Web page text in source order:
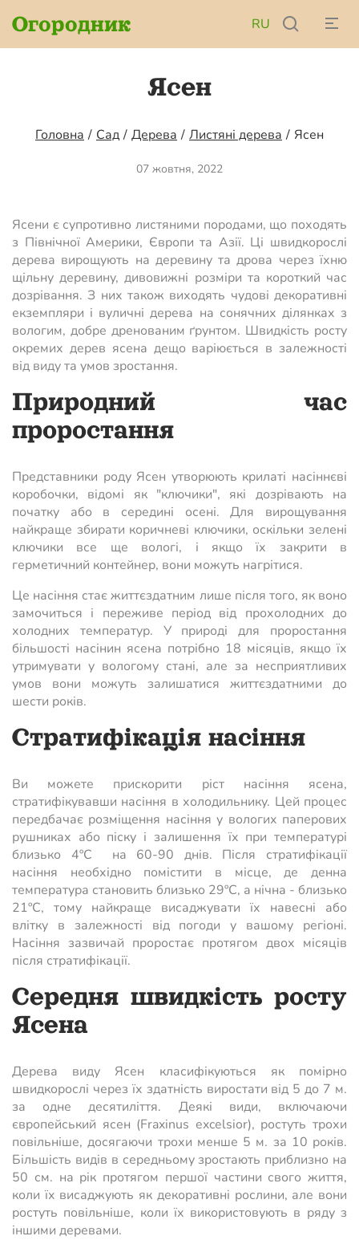
Огородник RU
Ясен
Головна / Сад / Дерева / Листяні дерева / Ясен
07 жовтня, 2022
Ясени є супротивно листяними породами, що походять
з Північної Америки, Європи та Азії. Ці швидкорослі
дерева вирощують на деревину та дрова через їхню
щільну деревину, дивовижні розміри та короткий час
дозрівання. З них також виходять чудові декоративні
екземпляри і вуличні дерева на сонячних ділянках з
вологим, добре дренованим ґрунтом. Швидкість росту
окремих дерев ясена дещо варіюється в залежності
від виду та умов зростання.
Природний час
проростання
Представники роду Ясен утворюють крилаті насіннєві
коробочки, відомі як "ключики", які дозрівають на
початку або в середині осені. Для вирощування
найкраще збирати коричневі ключики, оскільки зелені
ключики все ще вологі, і якщо їх закрити в
герметичний контейнер, вони можуть нагрітися.
Це насіння стає життєздатним лише після того, як воно
замочиться і переживе період від прохолодних до
холодних температур. У природі для проростання
більшості насінин ясена потрібно 18 місяців, якщо їх
утримувати у вологому стані, але за несприятливих
умов вони можуть залишатися життєздатними до
шести років.
Стратифікація насіння
Ви можете прискорити ріст насіння ясена,
стратифікувавши насіння в холодильнику. Цей процес
передбачає розміщення насіння у вологих паперових
рушниках або піску і залишення їх при температурі
близько 4ºC на 60-90 днів. Після стратифікації
насіння необхідно помістити в місце, де денна
температура становить близько 29ºC, а нічна - близько
21ºC, тому найкраще висаджувати їх навесні або
влітку в залежності від погоди у вашому регіоні.
Насіння зазвичай проростає протягом двох місяців
після стратифікації.
Середня швидкість росту
Ясена
Дерева виду Ясен класифікуються як помірно
швидкорослі через їх здатність виростати від 5 до 7 м.
за одне десятиліття. Деякі види, включаючи
європейський ясен (Fraxinus excelsior), ростуть трохи
повільніше, досягаючи трохи менше 5 м. за 10 років.
Більшість видів в середньому зростають приблизно на
50 см. на рік протягом першої частини свого життя,
коли їх висаджують як декоративні рослини, але вони
ростуть повільніше, коли їх використовують в ряду з
іншими деревами.